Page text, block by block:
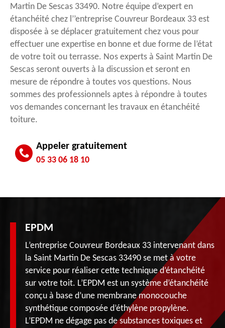
Martin De Sescas 33490. Notre équipe d’expert en
étanchéité chez l’’entreprise Couvreur Bordeaux 33 est
disposée à se déplacer gratuitement chez vous pour
effectuer une expertise en bonne et due forme de l’état
de votre toit ou terrasse. Nos experts à Saint Martin De
Sescas seront ouverts à la discussion et seront en
mesure de répondre à toutes vos questions. Nous
sommes des professionnels aptes à répondre à toutes
vos demandes concernant les travaux en étanchéité
toiture.
Appeler gratuitement
05 33 06 18 10
EPDM
L’entreprise Couvreur Bordeaux 33 intervenant dans
la Saint Martin De Sescas 33490 se met à votre
service pour réaliser cette technique d’étanchéité
sur votre toit. L’EPDM est un système d’étanchéité
conçu à base d’une membrane monocouche
synthétique composée d’éthylène propylène.
L’EPDM ne dégage pas de substances toxiques et